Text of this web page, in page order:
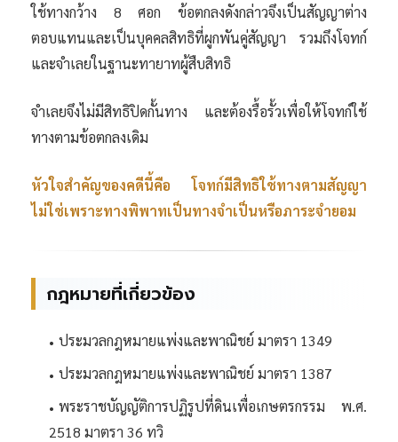
ใช้ทางกว้าง 8 ศอก ข้อตกลงดังกล่าวจึงเป็นสัญญาต่าง
ตอบแทนและเป็นบุคคลสิทธิที่ผูกพันคู่สัญญา รวมถึงโจทก์
และจำเลยในฐานะทายาทผู้สืบสิทธิ
จำเลยจึงไม่มีสิทธิปิดกั้นทาง และต้องรื้อรั้วเพื่อให้โจทก์ใช้
ทางตามข้อตกลงเดิม
หัวใจสำคัญของคดีนี้คือ โจทก์มีสิทธิใช้ทางตามสัญญา
ไม่ใช่เพราะทางพิพาทเป็นทางจำเป็นหรือภาระจำยอม
กฎหมายที่เกี่ยวข้อง
ประมวลกฎหมายแพ่งและพาณิชย์ มาตรา 1349
ประมวลกฎหมายแพ่งและพาณิชย์ มาตรา 1387
พระราชบัญญัติการปฏิรูปที่ดินเพื่อเกษตรกรรม พ.ศ.
2518 มาตรา 36 ทวิ